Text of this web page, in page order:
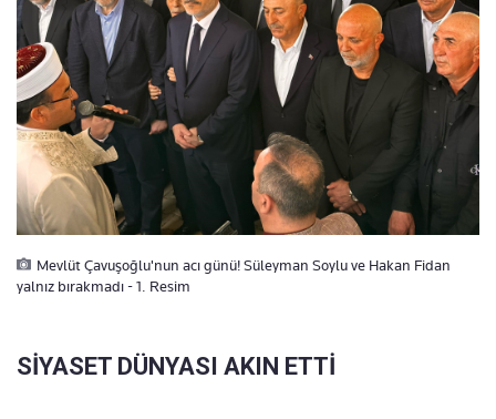
Mevlüt Çavuşoğlu'nun acı günü! Süleyman Soylu ve Hakan Fidan
yalnız bırakmadı - 1. Resim
SİYASET DÜNYASI AKIN ETTİ